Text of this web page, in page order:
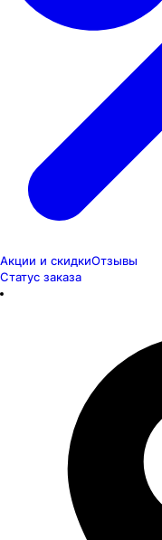
Акции и скидкиОтзывы
Статус заказа